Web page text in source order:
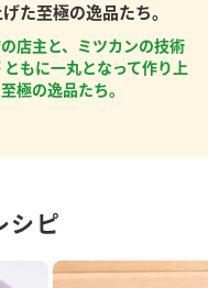
た至極の逸品たち。
店主と、ミツカンの技術
ともに一丸となって作り上
極の逸品たち。
シピ